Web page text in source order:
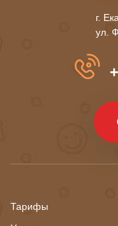
г.
ул.
Тарифы